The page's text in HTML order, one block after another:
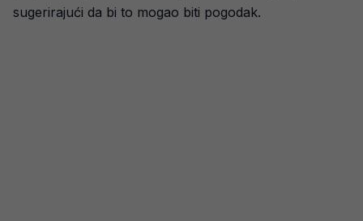
sugerirajući da bi to mogao biti pogodak.